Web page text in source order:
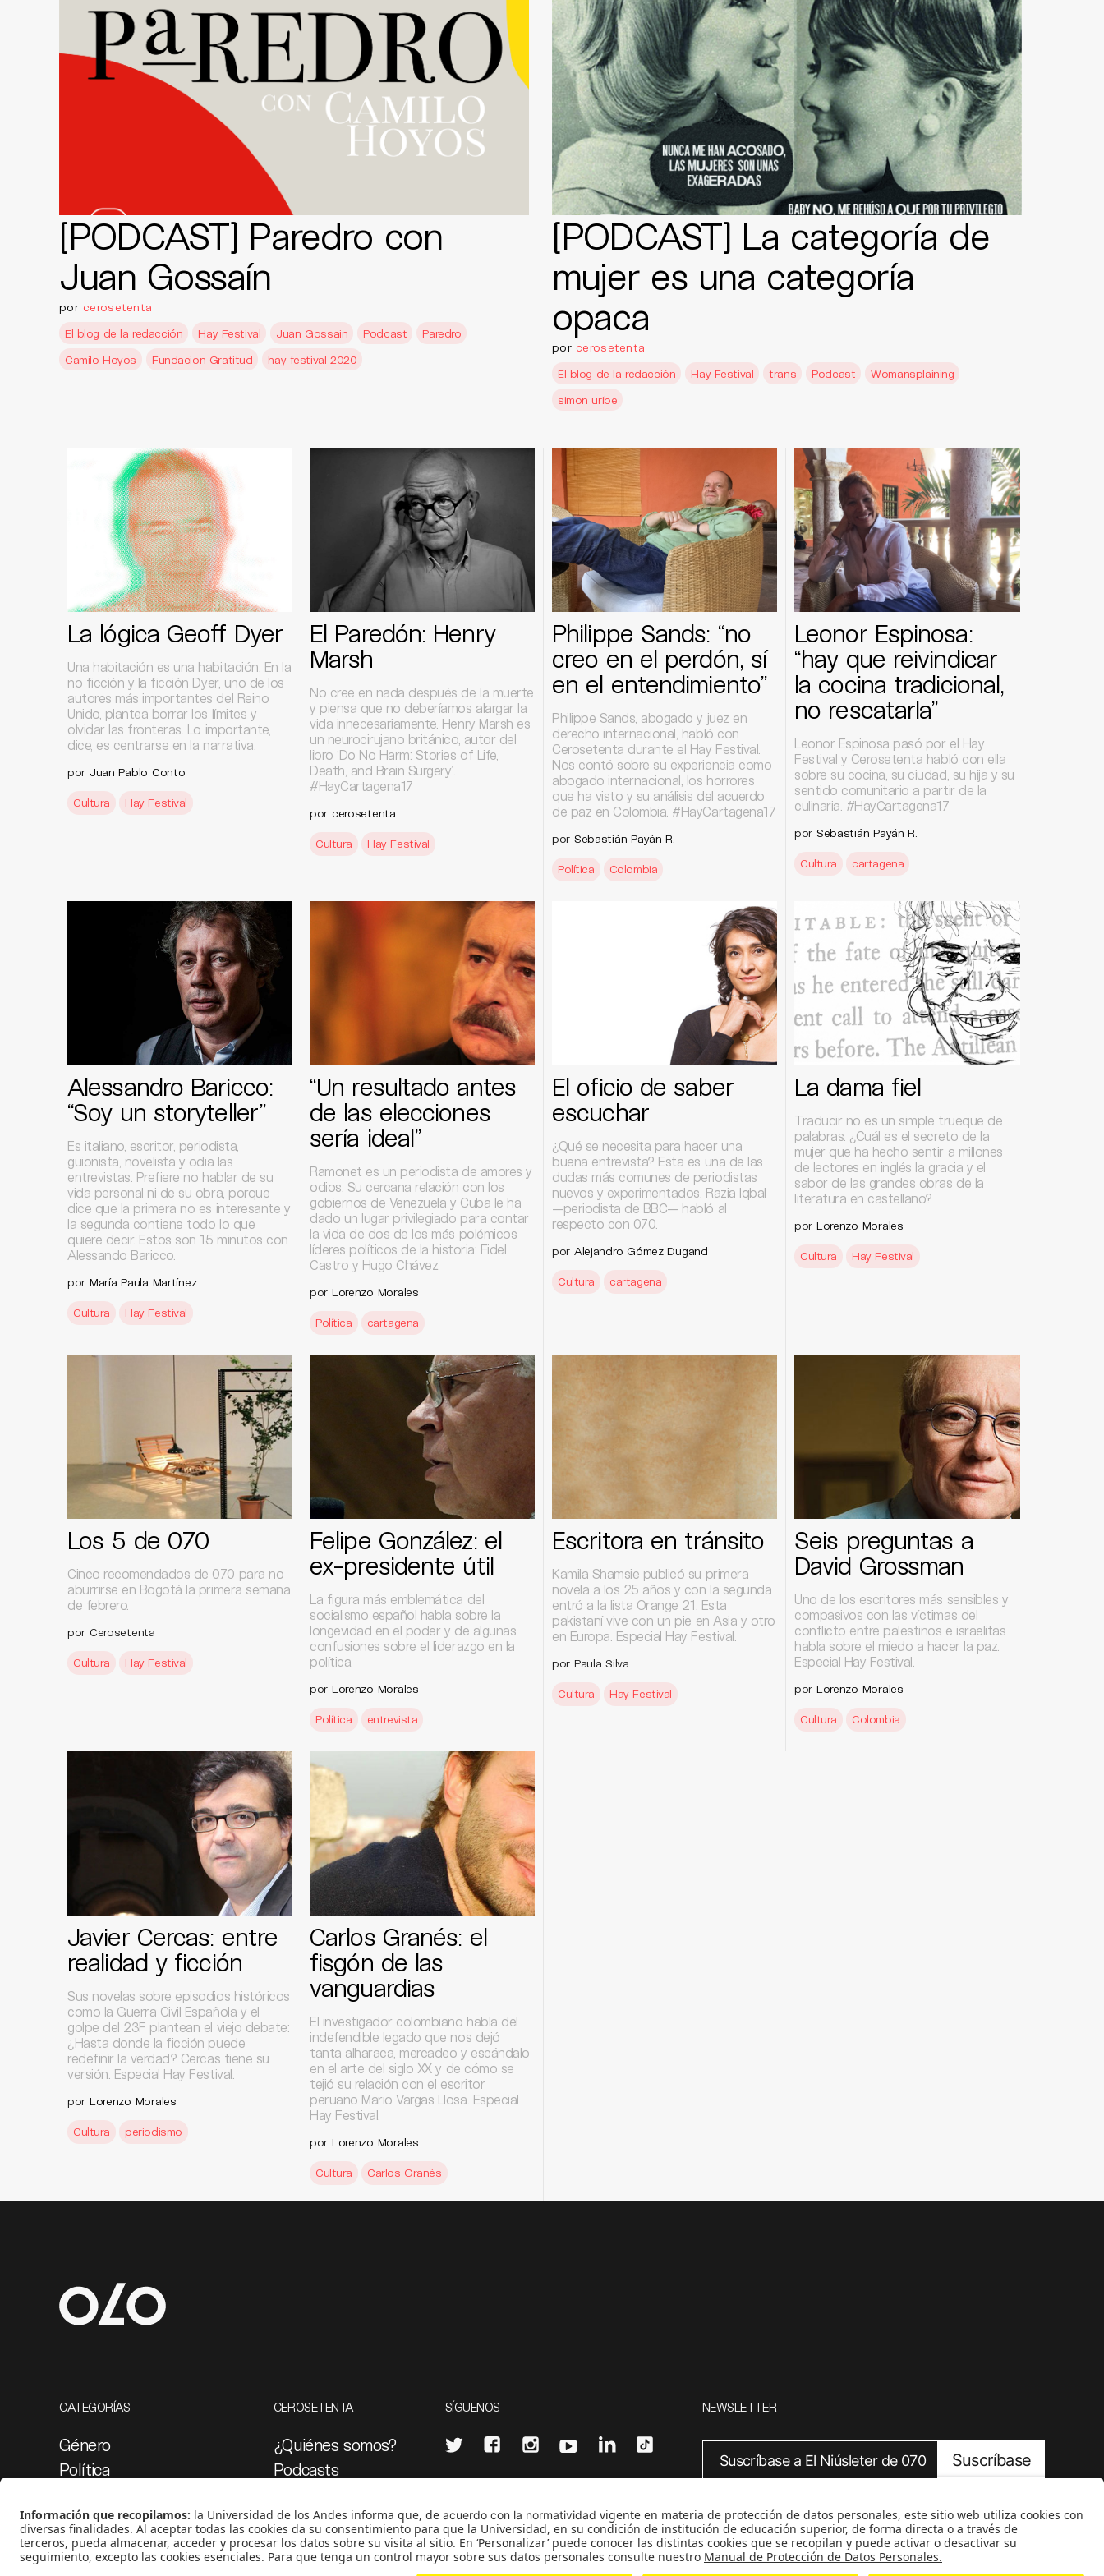
[PODCAST] Paredro con
Juan Gossaín
por cerosetenta
El blog de la redacción
Hay Festival Juan Gossain Podcast
Paredro
Camilo Hoyos
Fundacion Gratitud hay festival 2020
[PODCAST] La categoría de
mujer es una categoría
opaca
por cerosetenta
El blog de la redacción
Hay Festival trans Podcast
Womansplaining
simon uribe
La lógica Geoff Dyer
Una habitación es una habitación. En la
no ficción y la ficción Dyer, uno de los
autores más importantes del Reino
Unido, plantea borrar los límites y
olvidar las fronteras. Lo importante,
dice, es centrarse en la narrativa.
por Juan Pablo Conto
Cultura Hay Festival
El Paredón: Henry
Marsh
No cree en nada después de la muerte
y piensa que no deberíamos alargar la
vida innecesariamente. Henry Marsh es
un neurocirujano británico, autor del
libro ‘Do No Harm: Stories of Life,
Death, and Brain Surgery’.
#HayCartagena17
por cerosetenta
Cultura Hay Festival
Philippe Sands: “no
creo en el perdón, sí
en el entendimiento”
Philippe Sands, abogado y juez en
derecho internacional, habló con
Cerosetenta durante el Hay Festival.
Nos contó sobre su experiencia como
abogado internacional, los horrores
que ha visto y su análisis del acuerdo
de paz en Colombia. #HayCartagena17
por Sebastián Payán R.
Política Colombia
Leonor Espinosa:
“hay que reivindicar
la cocina tradicional,
no rescatarla”
Leonor Espinosa pasó por el Hay
Festival y Cerosetenta habló con ella
sobre su cocina, su ciudad, su hija y su
sentido comunitario a partir de la
culinaria. #HayCartagena17
por Sebastián Payán R.
Cultura cartagena
Alessandro Baricco:
“Soy un storyteller”
Es italiano, escritor, periodista,
guionista, novelista y odia las
entrevistas. Prefiere no hablar de su
vida personal ni de su obra, porque
dice que la primera no es interesante y
la segunda contiene todo lo que
quiere decir. Estos son 15 minutos con
Alessando Baricco.
por María Paula Martínez
Cultura Hay Festival
“Un resultado antes
de las elecciones
sería ideal”
Ramonet es un periodista de amores y
odios. Su cercana relación con los
gobiernos de Venezuela y Cuba le ha
dado un lugar privilegiado para contar
la vida de dos de los más polémicos
líderes políticos de la historia: Fidel
Castro y Hugo Chávez.
por Lorenzo Morales
Política cartagena
El oficio de saber
escuchar
¿Qué se necesita para hacer una
buena entrevista? Esta es una de las
dudas más comunes de periodistas
nuevos y experimentados. Razia Iqbal
—periodista de BBC— habló al
respecto con 070.
por Alejandro Gómez Dugand
Cultura cartagena
La dama fiel
Traducir no es un simple trueque de
palabras. ¿Cuál es el secreto de la
mujer que ha hecho sentir a millones
de lectores en inglés la gracia y el
sabor de las grandes obras de la
literatura en castellano?
por Lorenzo Morales
Cultura Hay Festival
Los 5 de 070
Cinco recomendados de 070 para no
aburrirse en Bogotá la primera semana
de febrero.
por Cerosetenta
Cultura Hay Festival
Felipe González: el
ex-presidente útil
La figura más emblemática del
socialismo español habla sobre la
longevidad en el poder y de algunas
confusiones sobre el liderazgo en la
política.
por Lorenzo Morales
Política entrevista
Escritora en tránsito
Kamila Shamsie publicó su primera
novela a los 25 años y con la segunda
entró a la lista Orange 21. Esta
pakistaní vive con un pie en Asia y otro
en Europa. Especial Hay Festival.
por Paula Silva
Cultura Hay Festival
Seis preguntas a
David Grossman
Uno de los escritores más sensibles y
compasivos con las víctimas del
conflicto entre palestinos e israelitas
habla sobre el miedo a hacer la paz.
Especial Hay Festival.
por Lorenzo Morales
Cultura Colombia
Javier Cercas: entre
realidad y ficción
Sus novelas sobre episodios históricos
como la Guerra Civil Española y el
golpe del 23F plantean el viejo debate:
¿Hasta donde la ficción puede
redefinir la verdad? Cercas tiene su
versión. Especial Hay Festival.
por Lorenzo Morales
Cultura periodismo
Carlos Granés: el
fisgón de las
vanguardias
El investigador colombiano habla del
indefendible legado que nos dejó
tanta alharaca, mercadeo y escándalo
en el arte del siglo XX y de cómo se
tejió su relación con el escritor
peruano Mario Vargas Llosa. Especial
Hay Festival.
por Lorenzo Morales
Cultura Carlos Granés
CATEGORÍAS
Género
Política
Medio ambiente
Medios y periodismo
Ciudad
CEROSETENTA
¿Quiénes somos?
Podcasts
Proyectos 070
SÍGUENOS
CONTÁCTANOS
cerosetenta@uniandes.edu.co
NEWSLETTER
Suscríbase